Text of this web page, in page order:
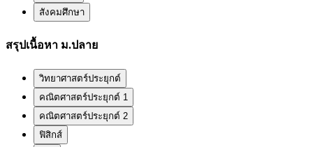
สังคมศึกษา
สรุปเนื้อหา ม.ปลาย
วิทยาศาสตร์ประยุกต์
คณิตศาสตร์ประยุกต์ 1
คณิตศาสตร์ประยุกต์ 2
ฟิสิกส์